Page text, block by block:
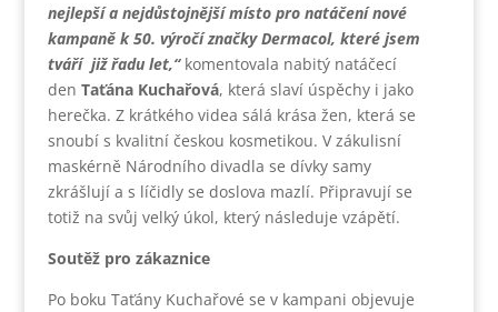
nejlepší a nejdůstojnější místo pro natáčení nové
kampaně k 50. výročí značky Dermacol, které jsem
tváří již řadu let,“komentovala nabitý natáčecí
den Taťána Kuchařová, která slaví úspěchy i jako
herečka. Z krátkého videa sálá krása žen, která se
snoubí s kvalitní českou kosmetikou. V zákulisní
maskérně Národního divadla se dívky samy
zkrášlují a s líčidly se doslova mazlí. Připravují se
totiž na svůj velký úkol, který následuje vzápětí.
Soutěž pro zákaznice
Po boku Taťány Kuchařové se v kampani objevuje